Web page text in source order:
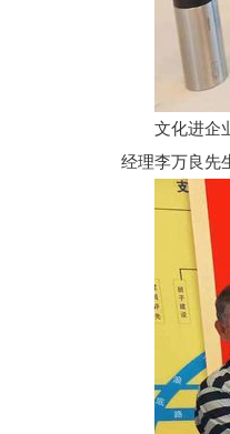
文化进企业
经理李万良先